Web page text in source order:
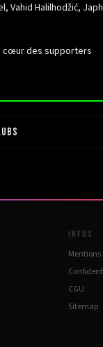
Vahid Halilhodžić,
cœur des supporters
INFOS
Mentions
CGU
Sitemap